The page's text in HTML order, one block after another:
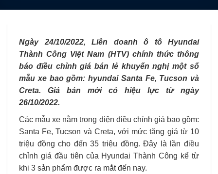
Ngày 24/10/2022, Liên doanh ô tô Hyundai
Thành Công Việt Nam (HTV) chính thức thông
báo điều chỉnh giá bán lẻ khuyến nghị một số
mẫu xe bao gồm: hyundai Santa Fe, Tucson và
Creta. Giá bán mới có hiệu lực từ ngày
26/10/2022.
Các mẫu xe nằm trong diện điều chỉnh giá bao gồm:
Santa Fe, Tucson và Creta, với mức tăng giá từ 10
triệu đồng cho đến 35 triệu đồng. Đây là lần điều
chỉnh giá đầu tiên của Hyundai Thành Công kể từ
khi 3 sản phẩm được ra mắt đến nay.